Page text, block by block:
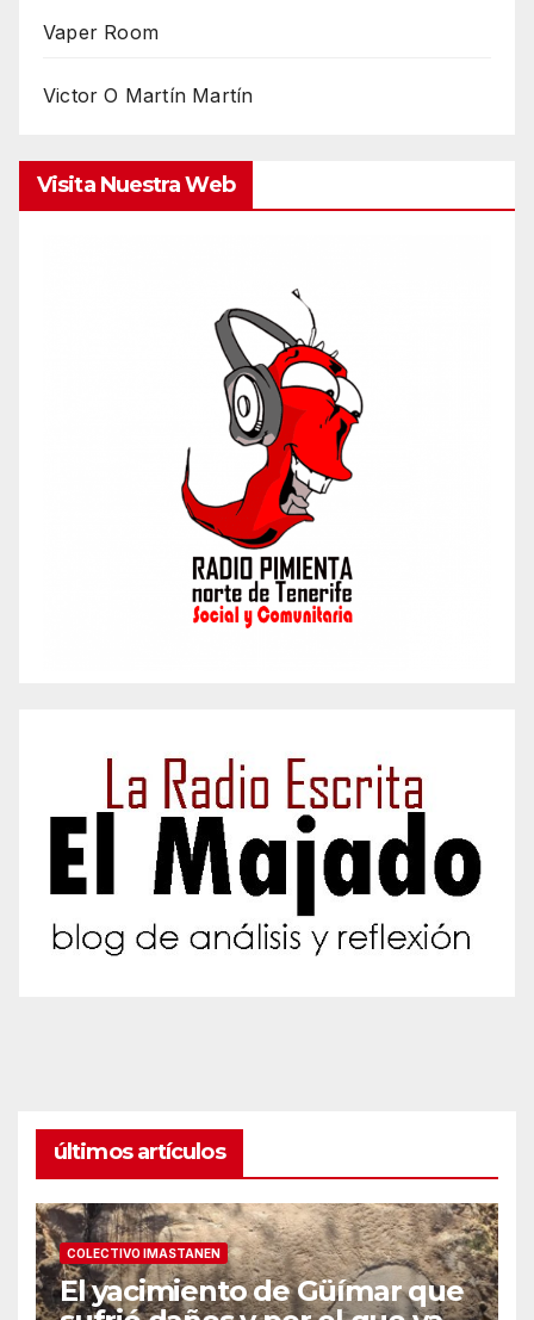
Vaper Room
Victor O Martín Martín
Visita Nuestra Web
últimos artículos
COLECTIVO IMASTANEN
El yacimiento de Güímar que